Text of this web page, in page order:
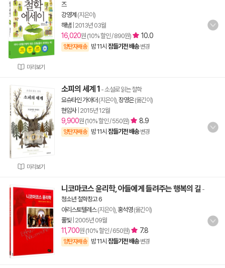
미리보기
즈
강영계 (지은이)
해냄 2013년 03월
16,020원 (10% 할인 / 890원) 10.0
양탄자배송 밤 11시 잠들기전 배송 변경
미리보기
소피의 세계 1 - 소설로 읽는 철학
요슈타인 가아더 (지은이), 장영은(옮긴이)
현암사| 2015년 12월
9,900원 (10% 할인 / 550원) 8.9
양탄자배송 밤 11시 잠들기전 배송 변경
니코마코스 윤리학, 아들에게 들려주는 행복의 길 -
청소년 철학창고 6
아리스토텔레스(지은이), 홍석영(옮긴이)
풀빛 2005년 09월
11,700원 (10% 할인 / 650원) 7.8
양탄자배송 밤 11시 잠들기전 배송 변경